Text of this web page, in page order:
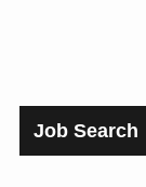
Job Search